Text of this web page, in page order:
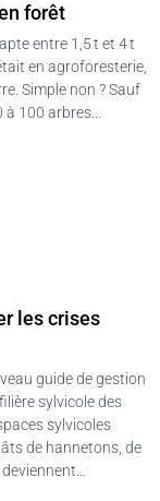
forêt
entre 1,5 t et 4 t
en agroforesterie,
Simple non ? Sauf
à 100 arbres…
les crises
guide de gestion
sylvicole des
sylvicoles
de hannetons, de